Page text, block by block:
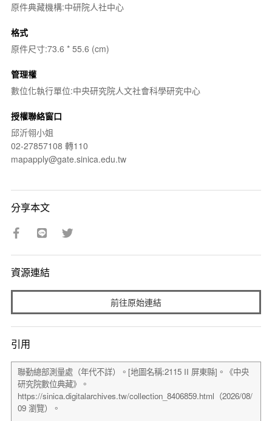
原件典藏機構:中研院人社中心
格式
原件尺寸:73.6 * 55.6 (cm)
管理權
數位化執行單位:中央研究院人文社會科學研究中心
授權聯絡窗口
邱沂翎小姐
02-27857108 轉110
mapapply@gate.sinica.edu.tw
分享本文
資源連結
前往原始連結
引用